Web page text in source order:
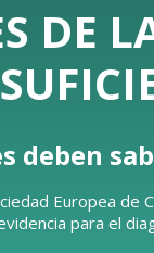
DE
deben
Europea
para el